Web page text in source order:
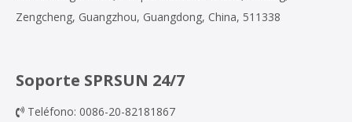
Zengcheng, Guangzhou, Guangdong, China, 511338
Soporte SPRSUN 24/7
 Teléfono: 0086-20-82181867